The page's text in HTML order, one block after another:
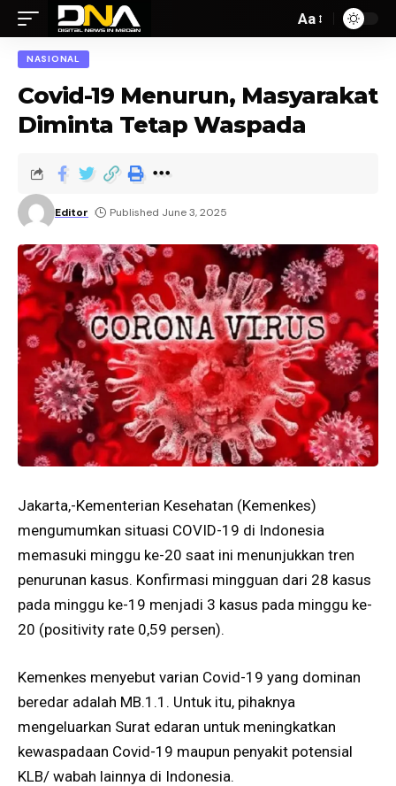
Aa
NASIONAL
Covid-19 Menurun, Masyarakat
Diminta Tetap Waspada
Editor Published June 3, 2025
Jakarta,-Kementerian Kesehatan (Kemenkes)
mengumumkan situasi COVID-19 di Indonesia
memasuki minggu ke-20 saat ini menunjukkan tren
penurunan kasus. Konfirmasi mingguan dari 28 kasus
pada minggu ke-19 menjadi 3 kasus pada minggu ke-
20 (positivity rate 0,59 persen).
Kemenkes menyebut varian Covid-19 yang dominan
beredar adalah MB.1.1. Untuk itu, pihaknya
mengeluarkan Surat edaran untuk meningkatkan
kewaspadaan Covid-19 maupun penyakit potensial
KLB/ wabah lainnya di Indonesia.